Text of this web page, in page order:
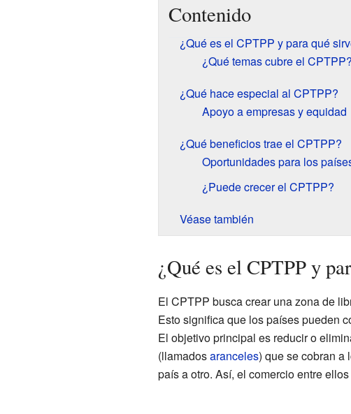
Contenido
¿Qué es el CPTPP y para qué
¿Qué temas cubre el CPTPP?
¿Qué hace especial al CPTPP?
Apoyo a empresas y equidad
¿Qué beneficios trae el CPTPP?
Oportunidades para los
¿Puede crecer el CPTPP?
Véase también
¿Qué es el CPTPP y
El CPTPP busca crear una zona de
Esto significa que los países pueden
El objetivo principal es reducir o
(llamadosaranceles) que se cobran a
país a otro. Así, el comercio entre